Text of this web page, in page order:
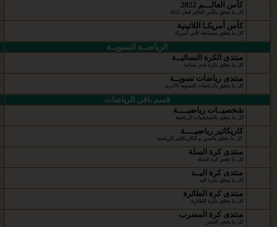
كأس العالـــم 2022
كل ما يتعلق بكأس العالم قطر 2022
كأس أمريكـا اللاتينية
كل ما يتعلق بمسابقة كأس أمريكا
الرياضــة النسويــة
منتدى الكرة النسائيــة
كل ما يتعلق بكرة قدم نسائية
منتدى رياضات نسويــة
كل ما يتعلق بالرياضات النسوية الأخرى
قسم باقي الرياضات
شخصيــات رياضيــــة
كل ما يتعلق بالشخصيات الرياضية
كاريكاتير رياضيــــة
كل ما يتعلق بالصور و الكاريكاتير الرياضية
منتدى كرة السلة
كل ما يخص كرة السلة
منتدى كرة اليــد
كل ما يتعلق بكرة اليد
منتدى كرة الطائرة
كل ما يتعلق بكرة الطائرة
منتدى كرة المضرب
كل ما يخص التنس